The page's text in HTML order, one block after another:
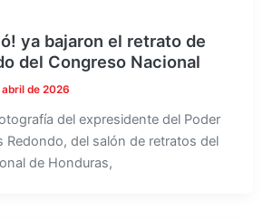
ya bajaron el retrato de
del Congreso Nacional
de 2026
del expresidente del Poder
Redondo, del salón de retratos del
de Honduras,